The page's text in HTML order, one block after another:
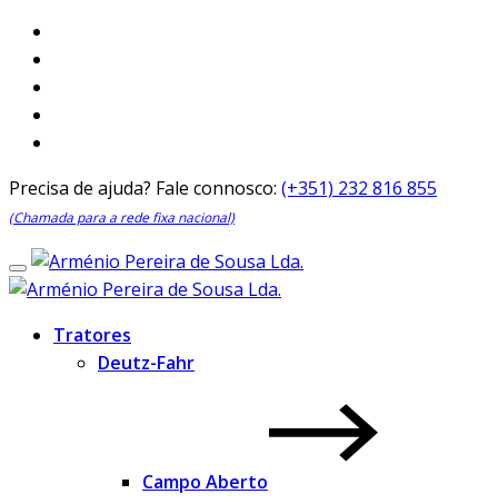
Precisa de ajuda? Fale connosco: (+351) 232 816 855
(Chamada para a rede fixa nacional)
Tratores
Deutz-Fahr
Campo Aberto